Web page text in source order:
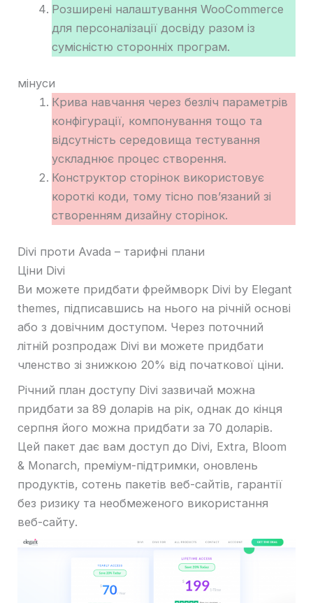
Розширені налаштування WooCommerce
для персоналізації досвіду разом із
сумісністю сторонніх програм.
мінуси
Крива навчання через безліч параметрів
конфігурації, компонування тощо та
відсутність середовища тестування
ускладнює процес створення.
Конструктор сторінок використовує
короткі коди, тому тісно пов’язаний зі
створенням дизайну сторінок.
Divi проти Avada – тарифні плани
Ціни Divi
Ви можете придбати фреймворк Divi by Elegant
themes, підписавшись на нього на річній основі
або з довічним доступом. Через поточний
літній розпродаж Divi ви можете придбати
членство зі знижкою 20% від початкової ціни.
Річний план доступу Divi зазвичай можна
придбати за 89 доларів на рік, однак до кінця
серпня його можна придбати за 70 доларів.
Цей пакет дає вам доступ до Divi, Extra, Bloom
& Monarch, преміум-підтримки, оновлень
продуктів, сотень пакетів веб-сайтів, гарантії
без ризику та необмеженого використання
веб-сайту.